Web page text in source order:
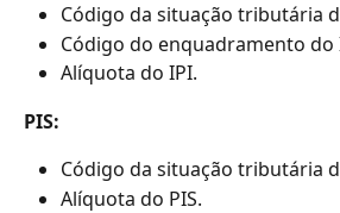
Código da situação tributária
Código do enquadramento do
Alíquota do IPI.
PIS:
Código da situação tributária
Alíquota do PIS.